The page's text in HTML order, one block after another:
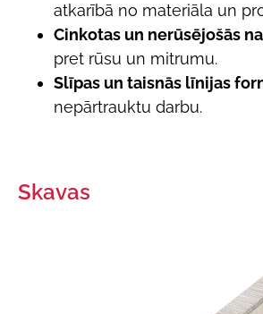
atkarībā no materiāla un
Cinkotas un nerūsējošās
pret rūsu un mitrumu.
Slīpas un taisnās līnijas
nepārtrauktu darbu.
Skavas